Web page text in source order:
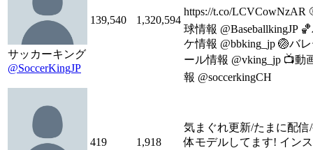
サッカーキング
@SoccerKingJP
139,540 1,320,594
https://t.co/LCVCowNzAR
球情報 @BaseballkingJP
ケ情報 @bbking_jp 🏐バ
ール情報 @vking_jp 📺動
報 @soccerkingCH
419 1,918
気まぐれ更新/たまに配信
体モデルしてます! インス